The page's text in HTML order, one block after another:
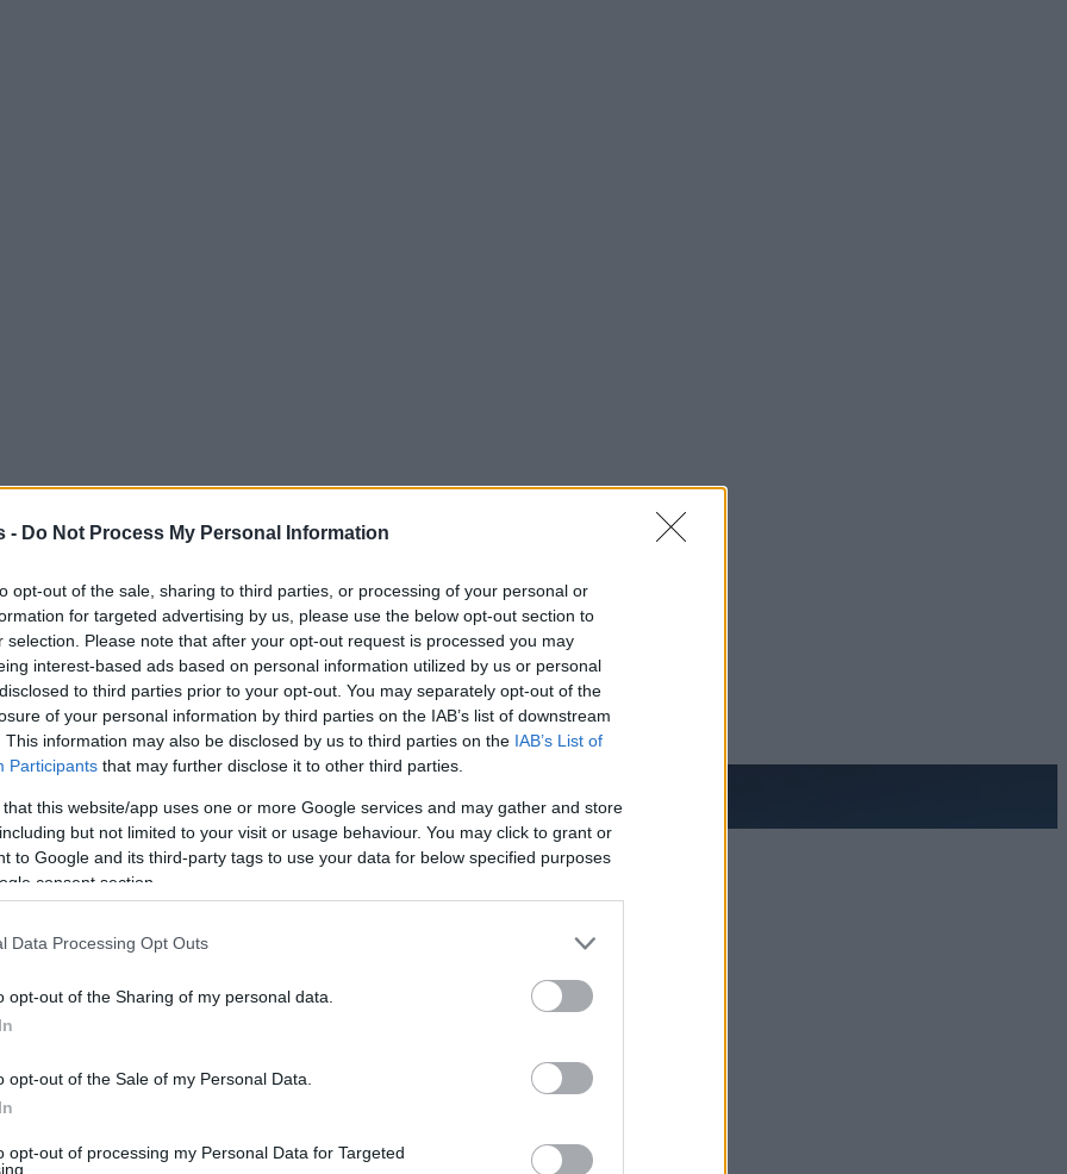
- Do Not Process My Personal Information
opt-out of the sale, sharing to third parties, or processing of your personal or
for targeted advertising by us, please use the below opt-out section to
selection. Please note that after your opt-out request is processed you may
interest-based ads based on personal information utilized by us or personal
to third parties prior to your opt-out. You may separately opt-out of the
of your personal information by third parties on the IAB’s list of downstream
This information may also be disclosed by us to third parties on the IAB’s List of
Participants that may further disclose it to other third parties.
that this website/app uses one or more Google services and may gather and store
but not limited to your visit or usage behaviour. You may click to grant or
to Google and its third-party tags to use your data for below specified purposes
consent section.
Data Processing Opt Outs
opt-out of the Sharing of my personal data.
opt-out of the Sale of my Personal Data.
opt-out of processing my Personal Data for Targeted